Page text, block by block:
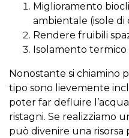
Miglioramento
ambientale (isole di
Rendere fruibili
Isolamento termico
Nonostante si chiamino
tipo sono lievemente
poter far defluire
ristagni. Se realizziamo
può divenire una risorsa